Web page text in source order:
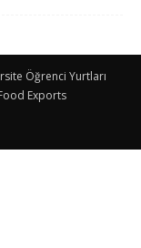
Öğrenci Yurtları
Exports